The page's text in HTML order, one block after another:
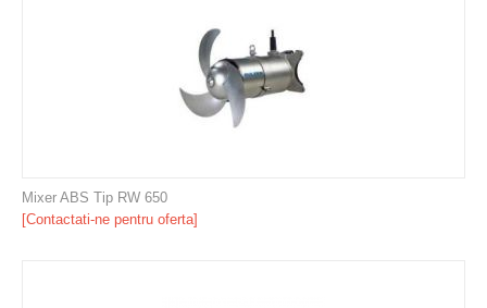
Mixer ABS Tip RW 650
[Contactati-ne pentru oferta]